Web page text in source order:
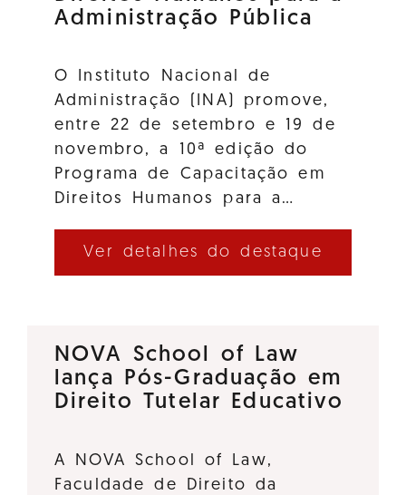
Administração Pública
O Instituto Nacional de
Administração (INA) promove,
entre 22 de setembro e 19 de
novembro, a 10ª edição do
Programa de Capacitação em
Direitos Humanos para a…
Ver detalhes do destaque
NOVA School of Law
lança Pós-Graduação em
Direito Tutelar Educativo
A NOVA School of Law,
Faculdade de Direito da